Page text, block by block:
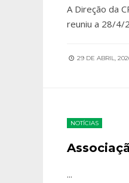
A Direção da
reuniu a 28/4/
29 DE ABRIL,
NOTÍCIAS
...